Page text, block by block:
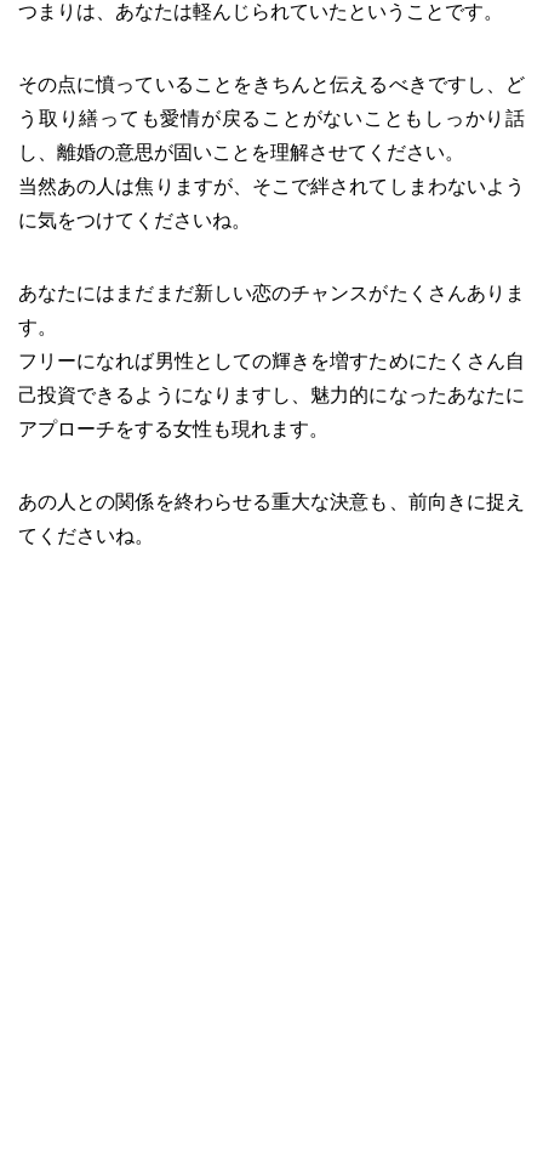
つまりは、あなたは軽んじられていたということです。
その点に憤っていることをきちんと伝えるべきですし、ど
う取り繕っても愛情が戻ることがないこともしっかり話
し、離婚の意思が固いことを理解させてください。
当然あの人は焦りますが、そこで絆されてしまわないよう
に気をつけてくださいね。
あなたにはまだまだ新しい恋のチャンスがたくさんありま
す。
フリーになれば男性としての輝きを増すためにたくさん自
己投資できるようになりますし、魅力的になったあなたに
アプローチをする女性も現れます。
あの人との関係を終わらせる重大な決意も、前向きに捉え
てくださいね。